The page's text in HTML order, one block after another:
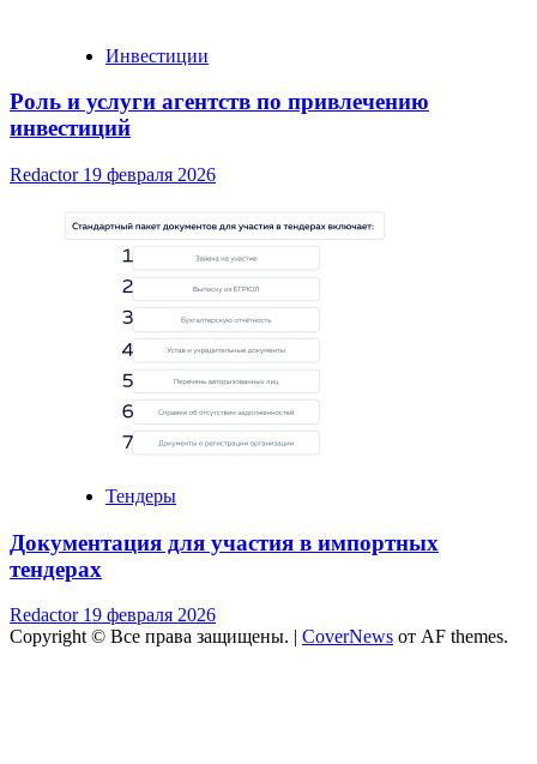
Инвестиции
Роль и услуги агентств по привлечению
инвестиций
Redactor 19 февраля 2026
Тендеры
Документация для участия в импортных
тендерах
Redactor 19 февраля 2026
Copyright © Все права защищены. | CoverNews от AF themes.